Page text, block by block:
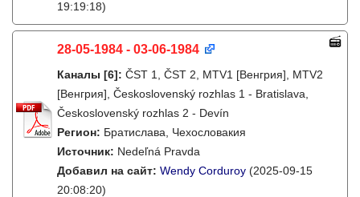
19:19:18)
28-05-1984 - 03-06-1984
Каналы [6]: ČST 1, ČST 2, MTV1 [Венгрия], MTV2
[Венгрия], Československý rozhlas 1 - Bratislava,
Československý rozhlas 2 - Devín
Регион: Братислава, Чехословакия
Источник: Nedeľná Pravda
Добавил на сайт: Wendy Corduroy (2025-09-15
20:08:20)